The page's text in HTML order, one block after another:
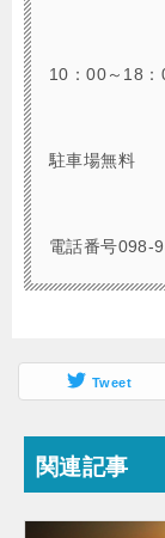
10：00～18
駐車場無料
電話番号098-
Tweet
関連記事